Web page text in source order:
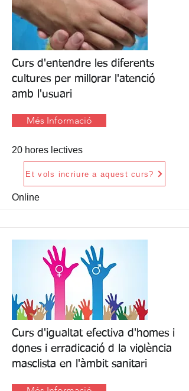
Curs d'entendre les diferents
cultures per millorar l'atenció
amb l'usuari
Més Informació
20 hores lectives
Et vols incriure a aquest curs?
Online
Curs d'igualtat efectiva d'homes i
dones i erradicació d la violència
masclista en l'àmbit sanitari